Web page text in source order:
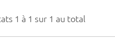
1 à 1 sur 1 au total